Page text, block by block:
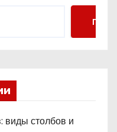
Поиск
виды столбов и